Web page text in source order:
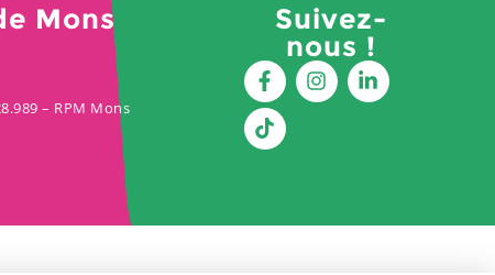
Mons
– RPM Mons
Suivez-
nous !